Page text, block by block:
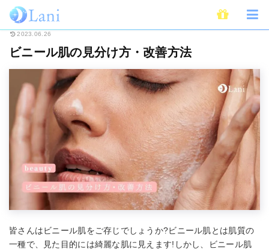
ホーム Beauty
2023.06.26
ビニール肌の見分け方・改善方法
皆さんはビニール肌をご存じでしょうか?ビニール肌とは肌質の
一種で、見た目的には綺麗な肌に見えます!しかし、ビニール肌